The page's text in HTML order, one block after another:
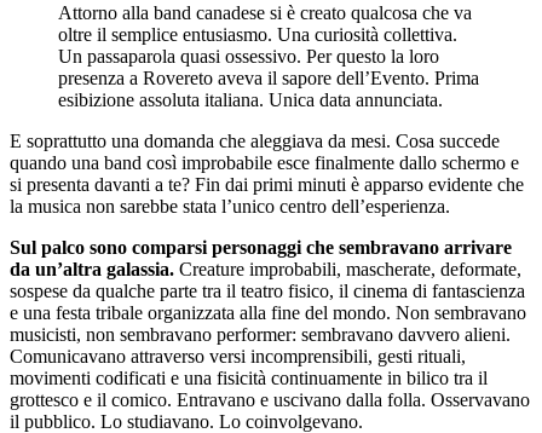
Attorno alla band canadese si è creato qualcosa che va
oltre il semplice entusiasmo. Una curiosità collettiva.
Un passaparola quasi ossessivo. Per questo la loro
presenza a Rovereto aveva il sapore dell’Evento. Prima
esibizione assoluta italiana. Unica data annunciata.
E soprattutto una domanda che aleggiava da mesi. Cosa succede
quando una band così improbabile esce finalmente dallo schermo e
si presenta davanti a te? Fin dai primi minuti è apparso evidente che
la musica non sarebbe stata l’unico centro dell’esperienza.
Sul palco sono comparsi personaggi che sembravano arrivare
da un’altra galassia. Creature improbabili, mascherate, deformate,
sospese da qualche parte tra il teatro fisico, il cinema di fantascienza
e una festa tribale organizzata alla fine del mondo. Non sembravano
musicisti, non sembravano performer: sembravano davvero alieni.
Comunicavano attraverso versi incomprensibili, gesti rituali,
movimenti codificati e una fisicità continuamente in bilico tra il
grottesco e il comico. Entravano e uscivano dalla folla. Osservavano
il pubblico. Lo studiavano. Lo coinvolgevano.